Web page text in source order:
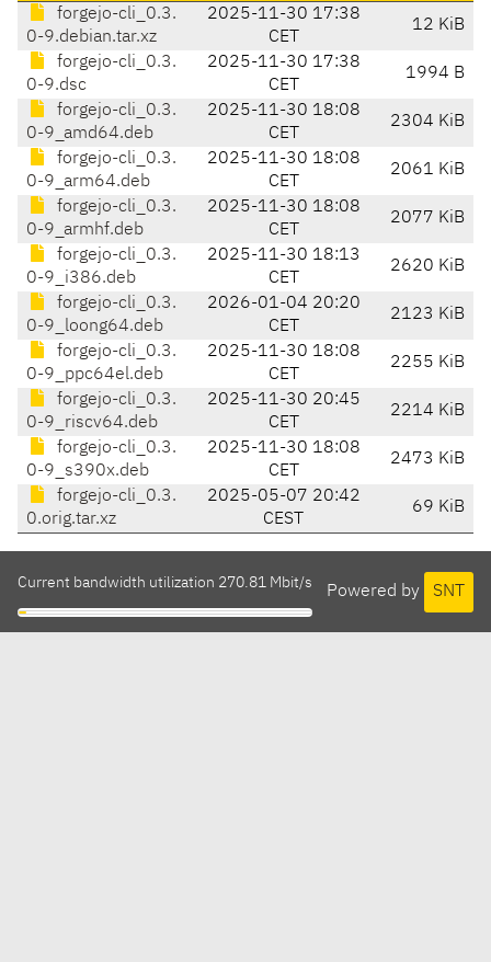
forgejo-cli_0.3.
0-9.debian.tar.xz
2025-11-30 17:38
CET
12 KiB
forgejo-cli_0.3.
0-9.dsc
2025-11-30 17:38
CET
1994 B
forgejo-cli_0.3.
0-9_amd64.deb
2025-11-30 18:08
CET
2304 KiB
forgejo-cli_0.3.
0-9_arm64.deb
2025-11-30 18:08
CET
2061 KiB
forgejo-cli_0.3.
0-9_armhf.deb
2025-11-30 18:08
CET
2077 KiB
forgejo-cli_0.3.
0-9_i386.deb
2025-11-30 18:13
CET
2620 KiB
forgejo-cli_0.3.
0-9_loong64.deb
2026-01-04 20:20
CET
2123 KiB
forgejo-cli_0.3.
0-9_ppc64el.deb
2025-11-30 18:08
CET
2255 KiB
forgejo-cli_0.3.
0-9_riscv64.deb
2025-11-30 20:45
CET
2214 KiB
forgejo-cli_0.3.
0-9_s390x.deb
2025-11-30 18:08
CET
2473 KiB
forgejo-cli_0.3.
0.orig.tar.xz
2025-05-07 20:42
CEST
69 KiB
Powered by SNT
Current bandwidth utilization 270.81 Mbit/s